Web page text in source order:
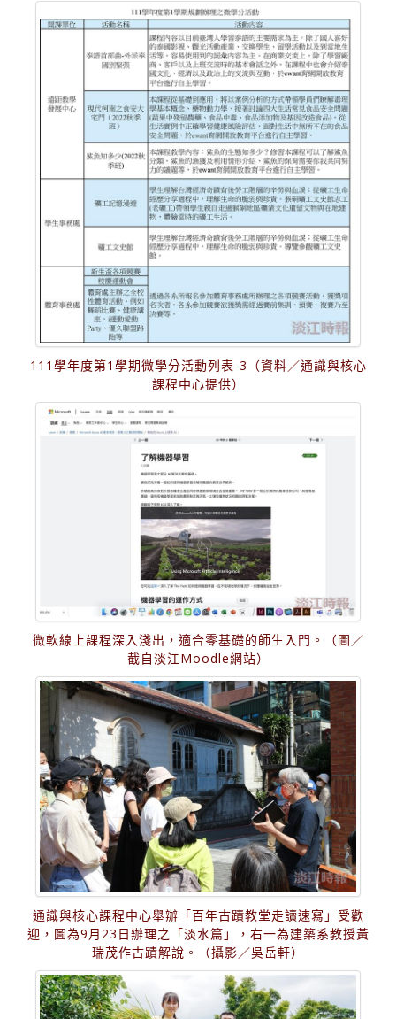
111學年度第1學期微學分活動列表-3（資料／通識與核心
課程中心提供）
微軟線上課程深入淺出，適合零基礎的師生入門。（圖／
截自淡江Moodle網站）
通識與核心課程中心舉辦「百年古蹟教堂走讀速寫」受歡
迎，圖為9月23日辦理之「淡水篇」，右一為建築系教授黃
瑞茂作古蹟解說。（攝影／吳岳軒）